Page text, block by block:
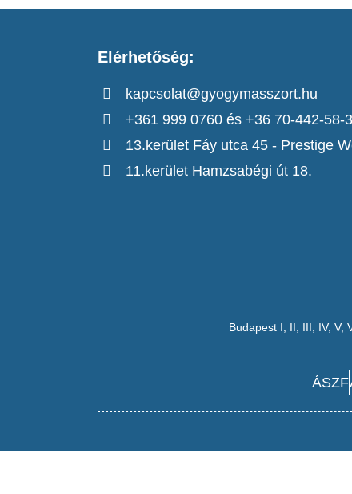
Elérhetőség:
kapcsolat@gyogymasszort.hu
+361 999 0760 és +36 70-442-58-
13.kerület Fáy utca 45 - Prestige
11.kerület Hamzsabégi út 18.
Budapest I II III IV, V,
ÁSZF